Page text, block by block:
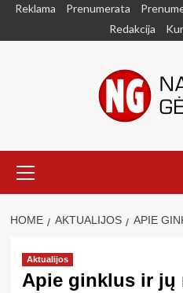
SkipReklama Prenumerata
Redakcija
Menu
HOME AKTUALIJOS APIE
Aktualijos
Apie ginklus ir jų